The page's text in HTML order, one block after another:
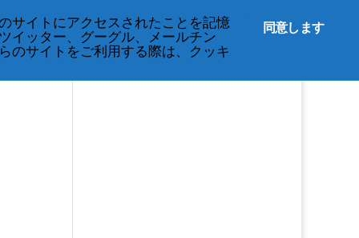
同意します
サイトにアクセスされたことを記憶
イッター、グーグル、メールチン
のサイトをご利用する際は、クッキ